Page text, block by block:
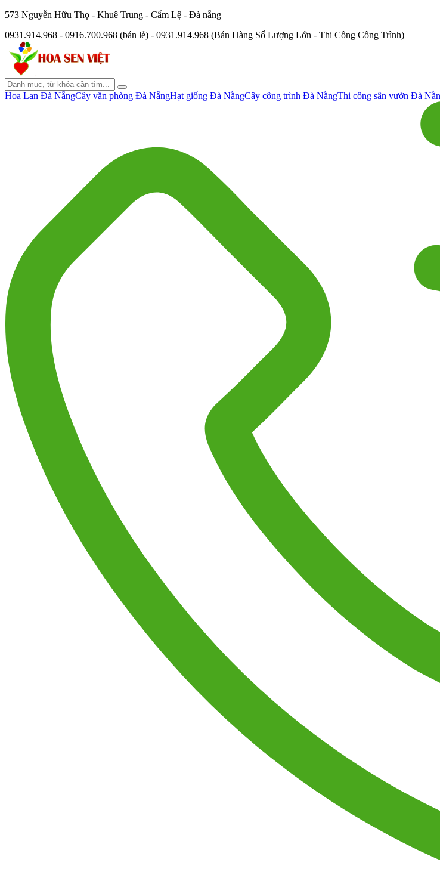
573 Nguyễn Hữu Thọ - Khuê Trung - Cẩm Lệ - Đà nẵng
0931.914.968 - 0916.700.968 (bán lẻ) - 0931.914.968 (Bán Hàng Số Lượng Lớn - Thi Công Công Trình)
Hoa Lan Đà NẵngCây văn phòng Đà NẵngHạt giống Đà NẵngCây công trình Đà NẵngThi công sân vườn Đà